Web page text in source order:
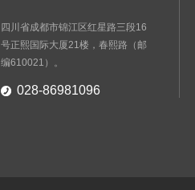
四川省成都市锦江区红星路三段16
号正熙国际大厦21楼，春熙路（邮
编610021）。
028-86981096